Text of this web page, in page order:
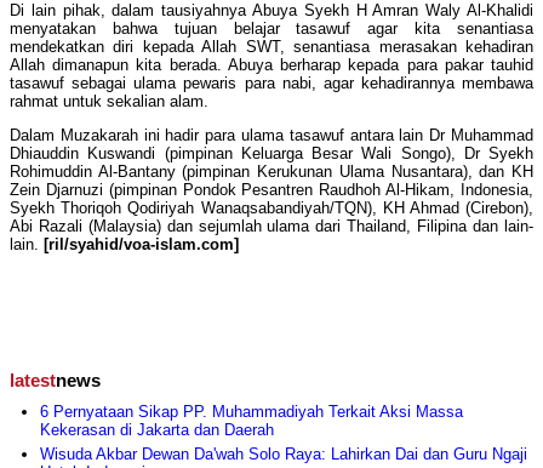
Di lain pihak, dalam tausiyahnya Abuya Syekh H Amran Waly Al-Khalidi
menyatakan bahwa tujuan belajar tasawuf agar kita senantiasa
mendekatkan diri kepada Allah SWT, senantiasa merasakan kehadiran
Allah dimanapun kita berada. Abuya berharap kepada para pakar tauhid
tasawuf sebagai ulama pewaris para nabi, agar kehadirannya membawa
rahmat untuk sekalian alam.
Dalam Muzakarah ini hadir para ulama tasawuf antara lain Dr Muhammad
Dhiauddin Kuswandi (pimpinan Keluarga Besar Wali Songo), Dr Syekh
Rohimuddin Al-Bantany (pimpinan Kerukunan Ulama Nusantara), dan KH
Zein Djarnuzi (pimpinan Pondok Pesantren Raudhoh Al-Hikam, Indonesia,
Syekh Thoriqoh Qodiriyah Wanaqsabandiyah/TQN), KH Ahmad (Cirebon),
Abi Razali (Malaysia) dan sejumlah ulama dari Thailand, Filipina dan lain-
lain. [ril/syahid/voa-islam.com]
latestnews
6 Pernyataan Sikap PP. Muhammadiyah Terkait Aksi Massa
Kekerasan di Jakarta dan Daerah
Wisuda Akbar Dewan Da'wah Solo Raya: Lahirkan Dai dan Guru Ngaji